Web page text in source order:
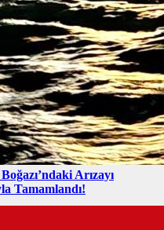
Arızayı
Tamamlandı!